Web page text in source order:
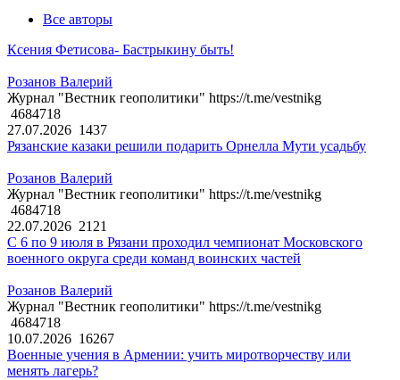
Все авторы
Ксения Фетисова- Бастрыкину быть!
Розанов Валерий
Журнал "Вестник геополитики" https://t.me/vestnikg
4684718
27.07.2026 1437
Рязанские казаки решили подарить Орнелла Мути усадьбу
Розанов Валерий
Журнал "Вестник геополитики" https://t.me/vestnikg
4684718
22.07.2026 2121
С 6 по 9 июля в Рязани проходил чемпионат Московского
военного округа среди команд воинских частей
Розанов Валерий
Журнал "Вестник геополитики" https://t.me/vestnikg
4684718
10.07.2026 16267
Военные учения в Армении: учить миротворчеству или
менять лагерь?